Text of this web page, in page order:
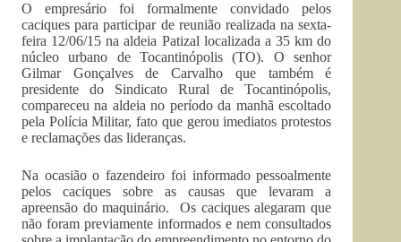
O empresário foi formalmente convidado pelos
caciques para participar de reunião realizada na sexta-
feira 12/06/15 na aldeia Patizal localizada a 35 km do
núcleo urbano de Tocantinópolis (TO). O senhor
Gilmar Gonçalves de Carvalho que também é
presidente do Sindicato Rural de Tocantinópolis,
compareceu na aldeia no período da manhã escoltado
pela Polícia Militar, fato que gerou imediatos protestos
e reclamações das lideranças.
Na ocasião o fazendeiro foi informado pessoalmente
pelos caciques sobre as causas que levaram a
apreensão do maquinário. Os caciques alegaram que
não foram previamente informados e nem consultados